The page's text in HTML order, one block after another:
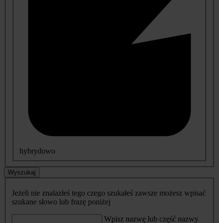
hybrydowo
Wyszukaj
Jeżeli nie znalazłeś tego czego szukałeś zawsze możesz wpisać
szukane słowo lub frazę poniżej
Wpisz nazwę lub część nazwy